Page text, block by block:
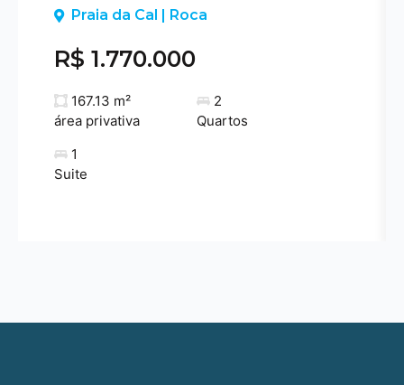
PreviousPraia da Cal | Roca
R$ 1.770.000
167.13 m²
área privativa
2
Quartos
1
Suite